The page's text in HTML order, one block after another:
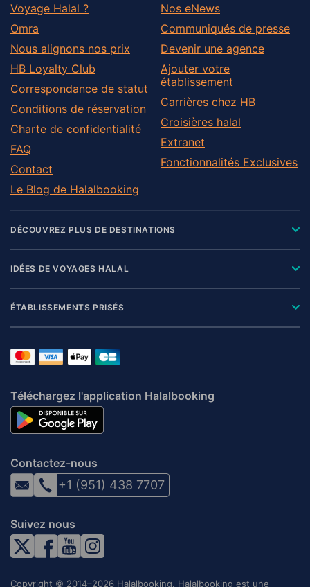
Voyage Halal ?
Omra
Nous alignons nos prix
HB Loyalty Club
Correspondance de statut
Conditions de réservation
Charte de confidentialité
FAQ
Contact
Le Blog de Halalbooking
Nos eNews
Communiqués de presse
Devenir une agence
Ajouter votre
établissement
Carrières chez HB
Croisières halal
Extranet
Fonctionnalités Exclusives
DÉCOUVREZ PLUS DE DESTINATIONS
IDÉES DE VOYAGES HALAL
ÉTABLISSEMENTS PRISÉS
Téléchargez l'application Halalbooking
Contactez-nous
+1 (951) 438 7707
Suivez nous
Copyright © 2014–2026 Halalbooking. Halalbooking est une